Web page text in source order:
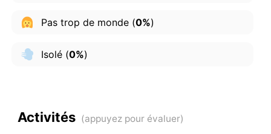
Pas trop de monde(0%)
Isolé(0%)
Activités